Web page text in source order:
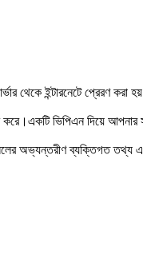
থেকে ইন্টারনেটে প্রেরণ
করে।একটি ভিপিএন দিয়ে
অভ্যন্তরীণ ব্যক্তিগত তথ্য